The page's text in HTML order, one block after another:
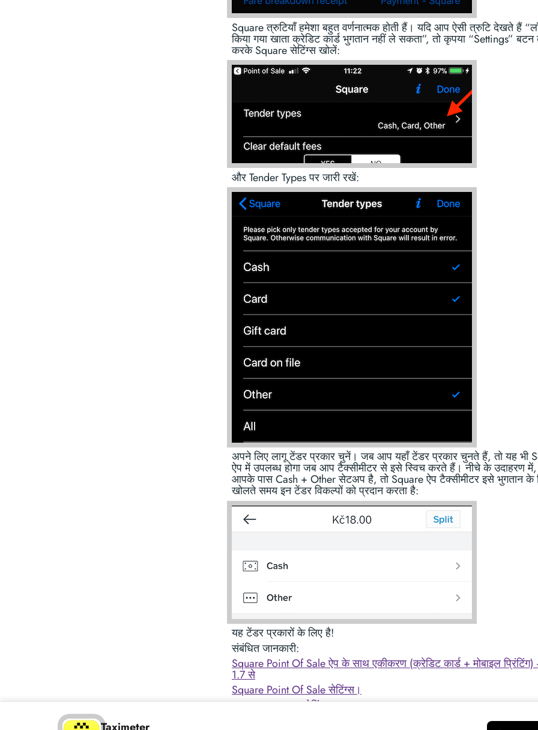
Square त्रुटियाँ हमेशा बहुत वर्णनात्मक होती हैं। यदि आप ऐसी त्रुटि देखते हैं
किया गया खाता क्रेडिट कार्ड भुगतान नहीं ले सकता”, तो कृपया “Settings” बटन
करके Square सेटिंग्स खोलें:
और Tender Types पर जारी रखें:
अपने लिए लागू टेंडर प्रकार चुनें। जब आप यहाँ टेंडर प्रकार चुनते हैं, तो यह भी
ऐप में उपलब्ध होगा जब आप टैक्सीमीटर से इसे स्विच करते हैं। नीचे के उदाहरण
आपके पास Cash + Other सेटअप है, तो Square ऐप टैक्सीमीटर इसे भुगतान के
खोलते समय इन टेंडर विकल्पों को प्रदान करता है:
यह टेंडर प्रकारों के लिए है!
संबंधित जानकारी:
Square Point Of Sale ऐप के साथ एकीकरण (क्रेडिट कार्ड + मोबाइल
1.7 से
Square Point Of Sale सेटिंग्स।
Taximeter. उन्नत सेटिंग्स।